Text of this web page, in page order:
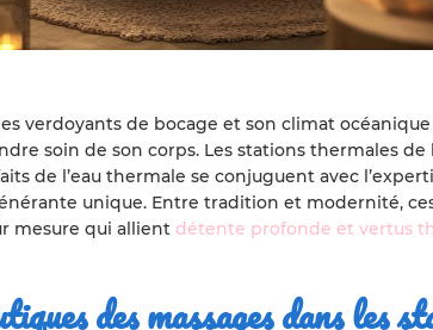
verdoyants de bocage et son climat
soin de son corps. Les stations thermales
de l’eau thermale se conjuguent avec
unique. Entre tradition et modernité,
mesure qui allient détente profonde et vertus
des massages dans les